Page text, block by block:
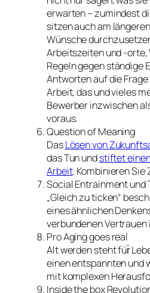
erwarten – zumindest
sitzen auch am
Wünsche
Arbeitszeiten und -orte,
Regeln gegen ständige
Antworten auf die
Arbeit, das und vieles
Bewerber inzwischen
voraus.
Question of Meaning
DasLösen von
das Tun undstiftet
Arbeit. Kombinieren Sie
Social Entrainment und
„Gleich zu ticken“
eines ähnlichen
verbundenen Vertrauen
Pro Aging goes real
Alt werden steht für̈
einen entspannten und
mit komplexen
Inside the box